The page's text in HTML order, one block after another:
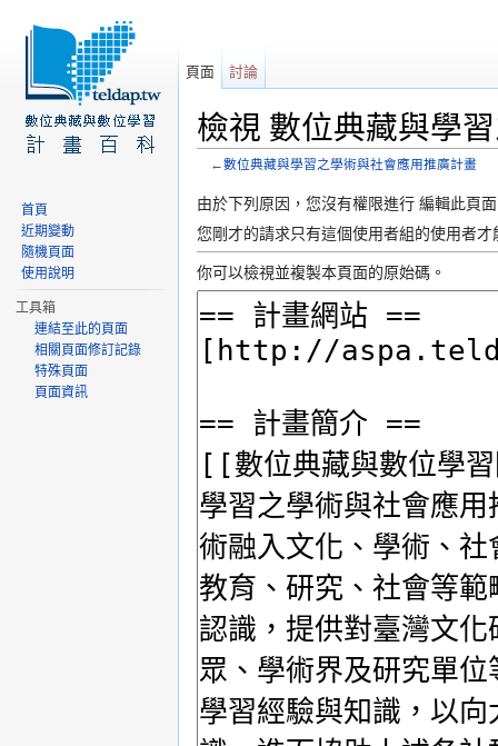
檢視 數位典藏與學
←數位典藏與學習之學術與社會應用推廣計畫
由於下列原因，您沒有權限進行 編輯此頁
您剛才的請求只有這個使用者組的使用者
你可以檢視並複製本頁面的原始碼。
頁面 討論
首頁
近期變動
隨機頁面
使用說明
工具箱
連結至此的頁面
相關頁面修訂記錄
特殊頁面
頁面資訊